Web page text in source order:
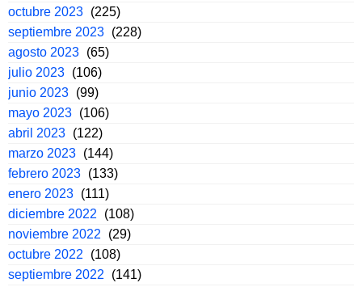
octubre 2023 (225)
septiembre 2023 (228)
agosto 2023 (65)
julio 2023 (106)
junio 2023 (99)
mayo 2023 (106)
abril 2023 (122)
marzo 2023 (144)
febrero 2023 (133)
enero 2023 (111)
diciembre 2022
(108)
noviembre 2022
(29)
octubre 2022
(108)
septiembre 2022
(141)